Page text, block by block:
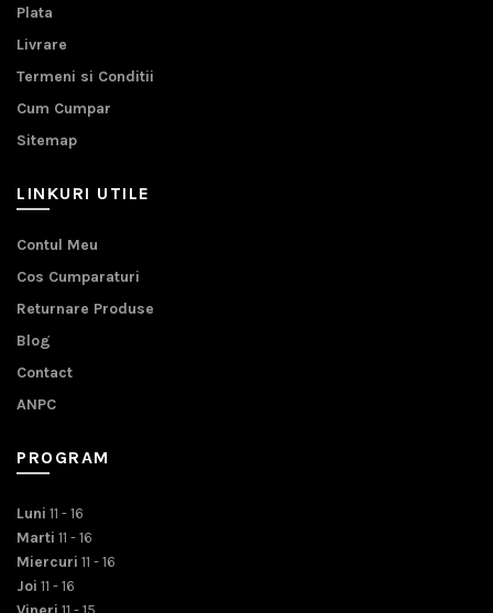
Plata
Livrare
Termeni si Conditii
Cum Cumpar
Sitemap
LINKURI UTILE
Contul Meu
Cos Cumparaturi
Returnare Produse
Blog
Contact
ANPC
PROGRAM
Luni 11 - 16
Marti 11 - 16
Miercuri 11 - 16
Joi 11 - 16